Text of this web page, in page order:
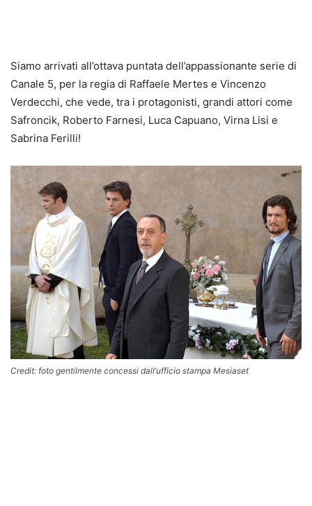
Siamo arrivati all’ottava puntata dell’appassionante serie di
Canale 5, per la regia di Raffaele Mertes e Vincenzo
Verdecchi, che vede, tra i protagonisti, grandi attori come
Safroncik, Roberto Farnesi, Luca Capuano, Virna Lisi e
Sabrina Ferilli!
Credit: foto gentilmente concessi dall’ufficio stampa Mesiaset